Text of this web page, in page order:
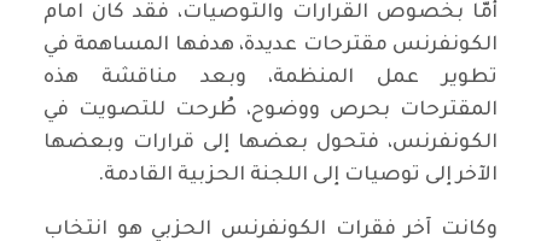
أمّا بخصوص القرارات والتوصيات، فقد كان امام
الكونفرنس مقترحات عديدة، هدفها المساهمة في
تطوير عمل المنظمة، وبعد مناقشة هذه
المقترحات بحرص ووضوح، طُرحت للتصويت في
الكونفرنس، فتحول بعضها إلى قرارات وبعضها
الآخر إلى توصيات إلى اللجنة الحزبية القادمة.
وكانت آخر فقرات الكونفرنس الحزبي هو انتخاب